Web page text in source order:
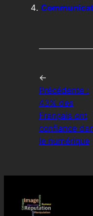
←
Précédente :
43% des
Français ont
confiance
le numérique